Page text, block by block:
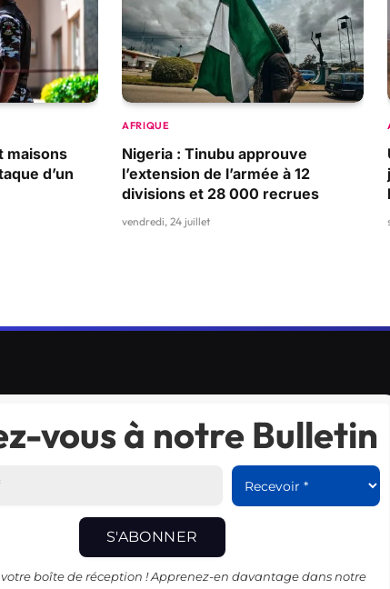
maisons
d’un
AFRIQUE
Nigeria : Tinubu approuve
l’extension de l’armée à 12
divisions et 28 000 recrues
vendredi, 24 juillet
vous à notre Bulletin
boîte de réception ! Apprenez-en davantage dans notre